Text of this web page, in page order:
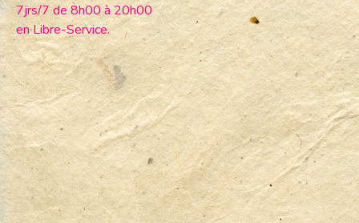
7jrs/7 de 8h00 à 20h00
en Libre-Service.